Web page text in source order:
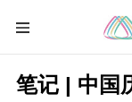
笔记 | 中国